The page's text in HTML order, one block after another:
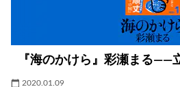
『海のかけら』彩瀬まる――
2020.01.09